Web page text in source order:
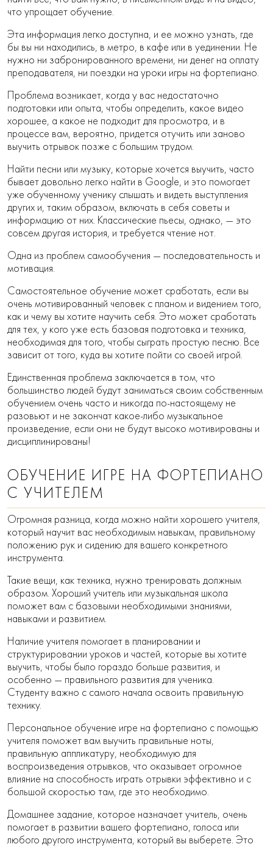
что упрощает обучение.
Эта информация легко доступна, и ее можно узнать, где
бы вы ни находились, в метро, ​​в кафе или в уединении. Не
нужно ни забронированного времени, ни денег на оплату
преподавателя, ни поездки на уроки игры на фортепиано.
Проблема возникает, когда у вас недостаточно
подготовки или опыта, чтобы определить, какое видео
хорошее, а какое не подходит для просмотра, и в
процессе вам, вероятно, придется отучить или заново
выучить отрывок позже с большим трудом.
Найти песни или музыку, которые хочется выучить, часто
бывает довольно легко найти в Google, и это помогает
уже обученному ученику слышать и видеть выступления
других и, таким образом, включать в себя советы и
информацию от них. Классические пьесы, однако, — это
совсем другая история, и требуется чтение нот.
Одна из проблем самообучения — последовательность и
мотивация.
Самостоятельное обучение может сработать, если вы
очень мотивированный человек с планом и видением того,
как и чему вы хотите научить себя. Это может сработать
для тех, у кого уже есть базовая подготовка и техника,
необходимая для того, чтобы сыграть простую песню. Все
зависит от того, куда вы хотите пойти со своей игрой.
Единственная проблема заключается в том, что
большинство людей будут заниматься своим собственным
обучением очень часто и никогда по-настоящему не
разовьют и не закончат какое-либо музыкальное
произведение, если они не будут высоко мотивированы и
дисциплинированы!
ОБУЧЕНИЕ ИГРЕ НА ФОРТЕПИАНО
С УЧИТЕЛЕМ
Огромная разница, когда можно найти хорошего учителя,
который научит вас необходимым навыкам, правильному
положению рук и сидению для вашего конкретного
инструмента.
Такие вещи, как техника, нужно тренировать должным
образом. Хороший учитель или музыкальная школа
поможет вам с базовыми необходимыми знаниями,
навыками и развитием.
Наличие учителя помогает в планировании и
структурировании уроков и частей, которые вы хотите
выучить, чтобы было гораздо больше развития, и
особенно — правильного развития для ученика.
Студенту важно с самого начала освоить правильную
технику.
Персональное обучение игре на фортепиано с помощью
учителя поможет вам выучить правильные ноты,
правильную аппликатуру, необходимую для
воспроизведения отрывков, что оказывает огромное
влияние на способность играть отрывки эффективно и с
большой скоростью там, где это необходимо.
Домашнее задание, которое назначает учитель, очень
помогает в развитии вашего фортепиано, голоса или
любого другого инструмента, который вы выберете. Это